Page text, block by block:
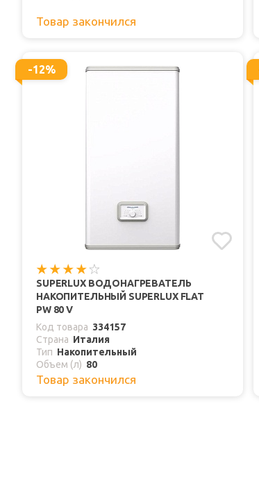
Товар закончился
-12%
SUPERLUX ВОДОНАГРЕВАТЕЛЬ
НАКОПИТЕЛЬНЫЙ SUPERLUX FLAT
PW 80 V
Код товара 334157
Страна Италия
Тип Накопительный
Объем (л) 80
Товар закончился